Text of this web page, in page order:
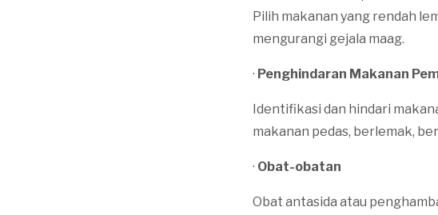
Pilih makanan yang rendah
mengurangi gejala maag.
· Penghindaran Makanan
Identifikasi dan hindari
makanan pedas, berlemak,
· Obat-obatan
Obat antasida atau